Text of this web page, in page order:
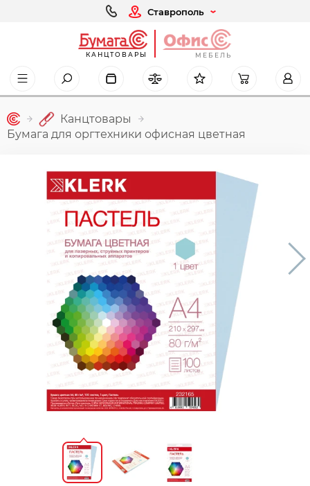
Ставрополь
КАНЦТОВАРЫ МЕБЕЛЬ
Канцтовары
Бумага для оргтехники офисная цветная